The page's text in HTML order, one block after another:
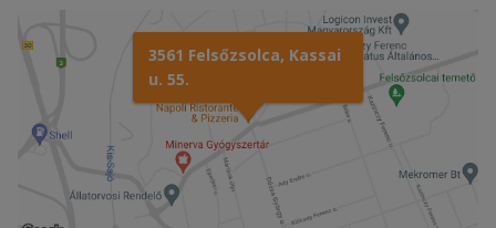
3561 Felsőzsolca, Kassai
u. 55.